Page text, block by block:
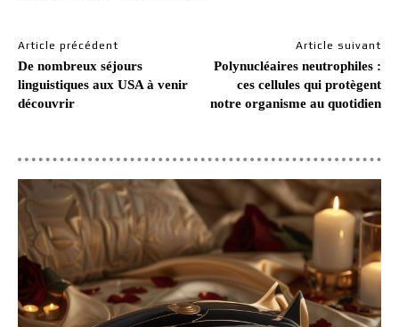
Article précédent
De nombreux séjours
linguistiques aux USA à venir
découvrir
Article suivant
Polynucléaires neutrophiles :
ces cellules qui protègent
notre organisme au quotidien